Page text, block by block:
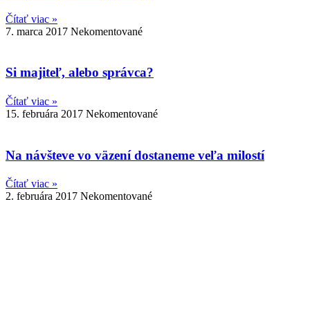
Čítať viac »
7. marca 2017 Nekomentované
Si majiteľ, alebo správca?
Čítať viac »
15. februára 2017 Nekomentované
Na návšteve vo väzení dostaneme veľa milostí
Čítať viac »
2. februára 2017 Nekomentované